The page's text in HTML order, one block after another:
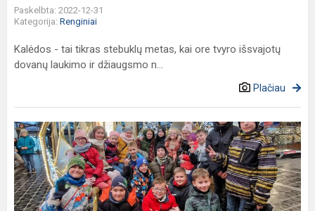
Paskelbta: 2022-12-31
Kategorija: Renginiai
Kalėdos - tai tikras stebuklų metas, kai ore tvyro išsvajotų
dovanų laukimo ir džiaugsmo n...
Plačiau
Meninės
kūrybos
diena
,,Kalėdų
žvaigžė”